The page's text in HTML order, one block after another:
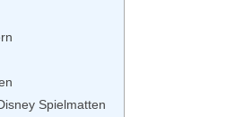
Spielmatten